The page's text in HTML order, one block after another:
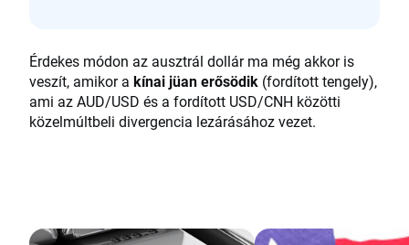
Érdekes módon az ausztrál dollár ma még akkor is
veszít, amikor a kínai jüan erősödik (fordított tengely),
ami az AUD/USD és a fordított USD/CNH közötti
közelmúltbeli divergencia lezárásához vezet.